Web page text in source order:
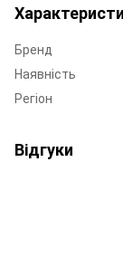
Бренд
Наявність
Регіон
Відгуки